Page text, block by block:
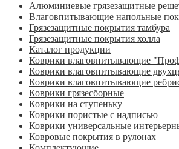
Алюминиевые грязезащитные
Влаговпитывающие напольные
Грязезащитные покрытия тамбура
Грязезащитные покрытия холла
Каталог продукции
Коврики влаговпитывающие
Коврики влаговпитывающие
Коврики влаговпитывающие
Коврики грязесборные
Коврики на ступеньку
Коврики пористые с надписью
Коврики универсальные
Ковровые покрытия в рулонах